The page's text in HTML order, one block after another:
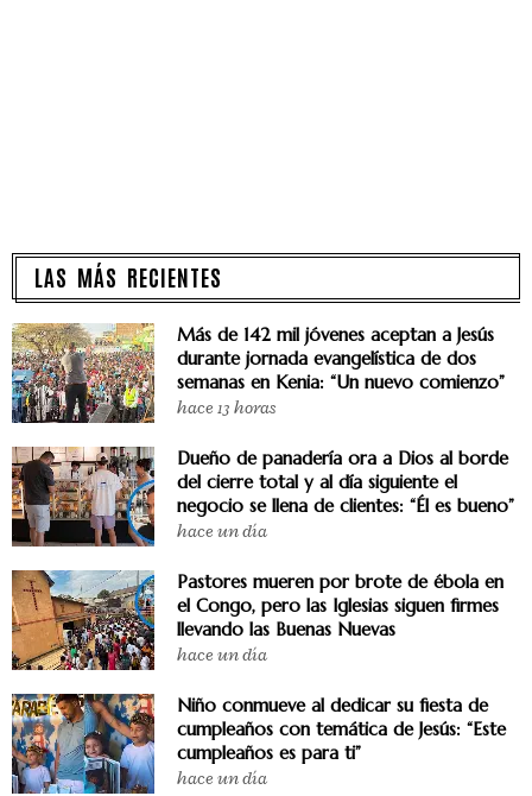
LAS MÁS RECIENTES
Más de 142 mil jóvenes aceptan a Jesús
durante jornada evangelística de dos
semanas en Kenia: “Un nuevo comienzo”
hace 13 horas
Dueño de panadería ora a Dios al borde
del cierre total y al día siguiente el
negocio se llena de clientes: “Él es bueno”
hace un día
Pastores mueren por brote de ébola en
el Congo, pero las Iglesias siguen firmes
llevando las Buenas Nuevas
hace un día
Niño conmueve al dedicar su fiesta de
cumpleaños con temática de Jesús: “Este
cumpleaños es para ti”
hace un día